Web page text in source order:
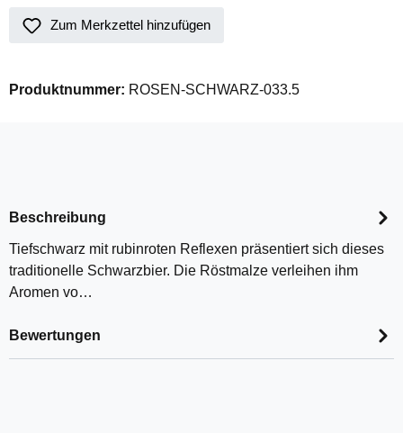
Zum Merkzettel hinzufügen
Produktnummer: ROSEN-SCHWARZ-033.5
Beschreibung
Tiefschwarz mit rubinroten Reflexen präsentiert sich dieses
traditionelle Schwarzbier. Die Röstmalze verleihen ihm
Aromen vo…
Bewertungen